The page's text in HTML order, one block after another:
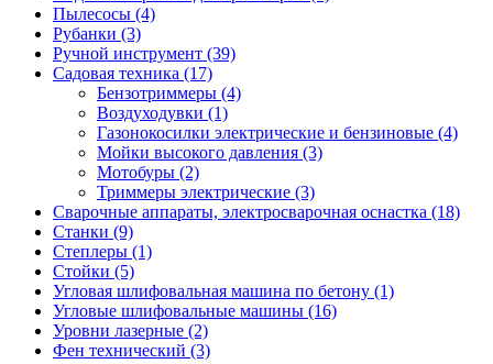
Пылесосы (4)
Рубанки (3)
Ручной инструмент (39)
Садовая техника (17)
Бензотриммеры (4)
Воздуходувки (1)
Газонокосилки электрические и бензиновые (4)
Мойки высокого давления (3)
Мотобуры (2)
Триммеры электрические (3)
Сварочные аппараты, электросварочная оснастка (18)
Станки (9)
Степлеры (1)
Стойки (5)
Угловая шлифовальная машина по бетону (1)
Угловые шлифовальные машины (16)
Уровни лазерные (2)
Фен технический (3)